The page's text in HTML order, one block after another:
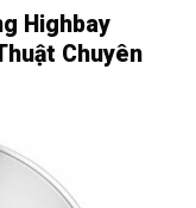
Highbay
Chuyên